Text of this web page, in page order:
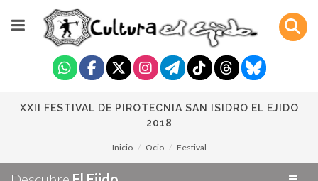
XXII FESTIVAL DE PIROTECNIA SAN ISIDRO EL EJIDO
2018
Inicio Ocio Festival